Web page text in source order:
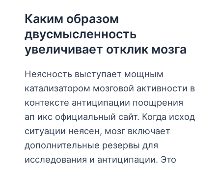
Каким образом
двусмысленность
увеличивает отклик мозга
Неясность выступает мощным
катализатором мозговой активности в
контексте антиципации поощрения
ап икс официальный сайт. Когда исход
ситуации неясен, мозг включает
дополнительные резервы для
исследования и антиципации. Это